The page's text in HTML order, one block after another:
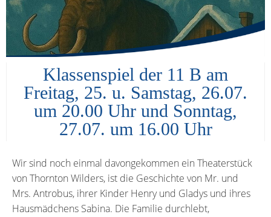
Klassenspiel der 11 B am
Freitag, 25. u. Samstag, 26.07.
um 20.00 Uhr und Sonntag,
27.07. um 16.00 Uhr
Wir sind noch einmal davongekommen ein Theaterstück
von Thornton Wilders, ist die Geschichte von Mr. und
Mrs. Antrobus, ihrer Kinder Henry und Gladys und ihres
Hausmädchens Sabina. Die Familie durchlebt,